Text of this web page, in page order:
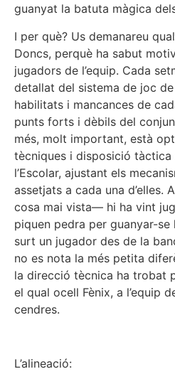
guanyat la batuta màgica
I per què? Us demanareu
Doncs, perquè ha sabut
jugadors de l’equip. Cada
detallat del sistema de joc
habilitats i mancances de
punts forts i dèbils del
més, molt important, està
tècniques i disposició
l’Escolar, ajustant els
assetjats a cada una d’elles.
cosa mai vista— hi ha vint
piquen pedra per guanyar-
surt un jugador des de la
no es nota la més petita
la direcció tècnica ha trobat
el qual ocell Fènix, a l’equip
cendres.
L’alineació: